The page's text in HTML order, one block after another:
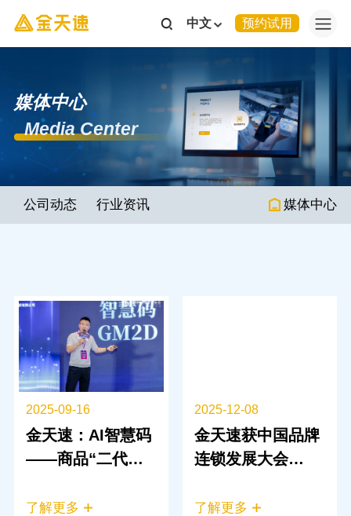
中文 预约试用
媒体中心
Media Center
公司动态 行业资讯 媒体中心
2025-09-16
金天速：AI智慧码
——商品“二代身
景
了解更多
2025-12-08
金天速获中国品牌
连锁发展大会
支持行业发展特别
了解更多